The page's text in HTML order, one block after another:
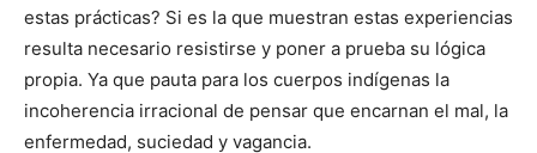
estas prácticas? Si es la que muestran estas experiencias
resulta necesario resistirse y poner a prueba su lógica
propia. Ya que pauta para los cuerpos indígenas la
incoherencia irracional de pensar que encarnan el mal, la
enfermedad, suciedad y vagancia.